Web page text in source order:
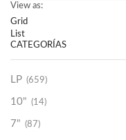
View as:
Grid
List
CATEGORÍAS
LP (659)
10" (14)
7" (87)